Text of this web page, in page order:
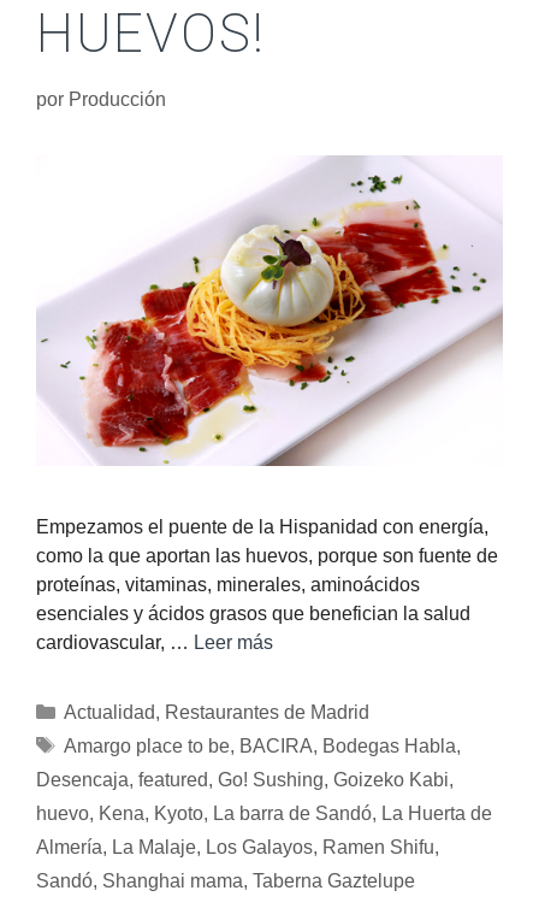
HUEVOS!
por Producción
Empezamos el puente de la Hispanidad con energía,
como la que aportan las huevos, porque son fuente de
proteínas, vitaminas, minerales, aminoácidos
esenciales y ácidos grasos que benefician la salud
cardiovascular, … Leer más
Actualidad, Restaurantes de Madrid
Amargo place to be, BACIRA, Bodegas Habla,
Desencaja, featured, Go! Sushing, Goizeko Kabi,
huevo, Kena, Kyoto, La barra de Sandó, La Huerta de
Almería, La Malaje, Los Galayos, Ramen Shifu,
Sandó, Shanghai mama, Taberna Gaztelupe